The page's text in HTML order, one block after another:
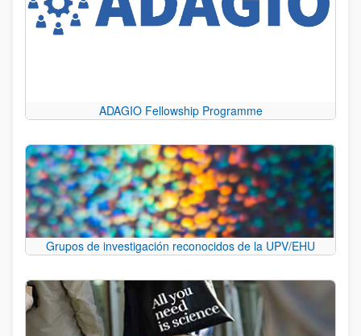
ADAGIO Fellowship Programme
Grupos de investigación reconocidos de la UPV/EHU